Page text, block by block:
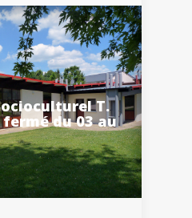
T.
du 03 au